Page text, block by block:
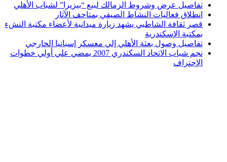
تفاصيل عرض وشروط الزمالك لبيع “بيزيرا” لشباب الأهلي
انطلاق فعاليات النشاط الصيفي بمتاحف الآثار
قصر ثقافة الشاطبي يشهد زيارة ميدانية لأعضاء مكتبة النشء
بمكتبة الإسكندرية
تفاصيل وصول بعثة الأهلي إلي معسكر إسبانيا الخارجي
نجم شباب الاتحاد السكندري 2007 يمضي علي أولي خطوات
الإحتراف